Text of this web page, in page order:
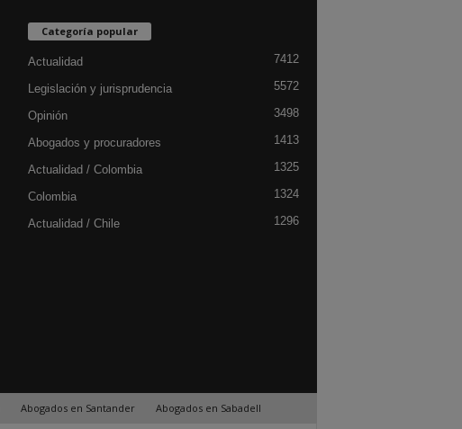
Categoría popular
Actualidad 7412
Legislación y jurisprudencia 5572
Opinión 3498
Abogados y procuradores 1413
Actualidad / Colombia 1325
Colombia 1324
Actualidad / Chile 1296
Abogados en Santander Abogados en Sabadell